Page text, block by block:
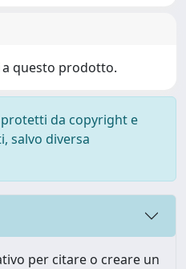
questo prodotto.
da copyright e
salvo diversa
per citare o creare un